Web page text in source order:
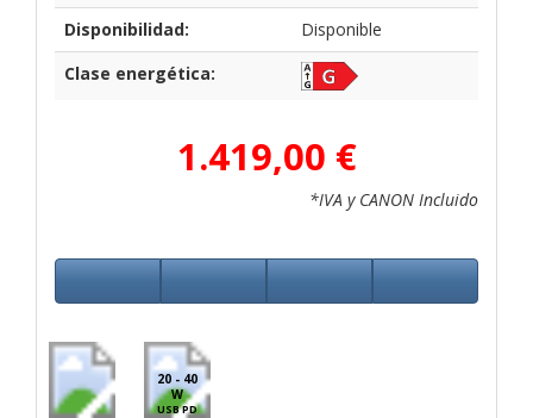
Disponibilidad:
Disponible
Clase energética:
1.419,00 €
*IVA y CANON Incluido
20 - 40
W
USB PD